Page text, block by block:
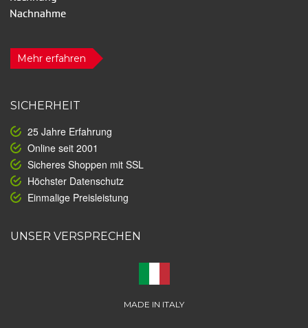
Mehr erfahren
SICHERHEIT
25 Jahre Erfahrung
Online seit 2001
Sicheres Shoppen mit SSL
Höchster Datenschutz
Einmalige Preisleistung
UNSER VERSPRECHEN
MADE IN ITALY